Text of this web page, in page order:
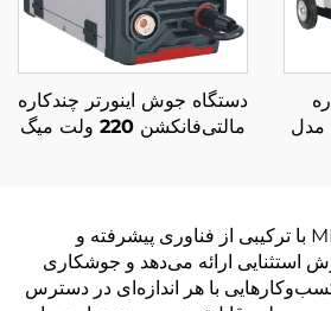
ولت مدل
دستگاه جوش اینورتر چندکاره
مالتی‌فانکشن 220 ولت میگ
جوشکار پالسی چینی MIG با ترکیبی از فناوری پیشرفته و
استثنایی ارائه می‌دهد و جوشکاری
با هر اندازه‌ای در دسترس